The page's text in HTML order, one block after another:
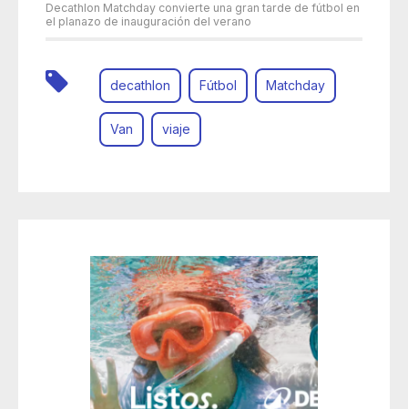
Decathlon Matchday convierte una gran tarde de fútbol en
el planazo de inauguración del verano
decathlon Fútbol Matchday
Van viaje